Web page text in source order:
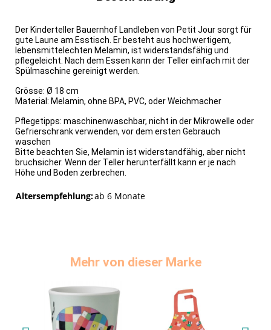
Der Kinderteller Bauernhof Landleben von Petit Jour sorgt für
gute Laune am Esstisch. Er besteht aus hochwertigem,
lebensmittelechten Melamin, ist widerstandsfähig und
pflegeleicht. Nach dem Essen kann der Teller einfach mit der
Spülmaschine gereinigt werden.
Grösse: Ø 18 cm
Material: Melamin, ohne BPA, PVC, oder Weichmacher​
Pflegetipps: maschinenwaschbar, nicht in der Mikrowelle oder
Gefrierschrank verwenden, vor dem ersten Gebrauch
waschen
Bitte beachten Sie, Melamin ist widerstandfähig, aber nicht
bruchsicher. Wenn der Teller herunterfällt kann er je nach
Höhe und Boden zerbrechen.
Altersempfehlung:ab 6 Monate
Mehr von dieser Marke